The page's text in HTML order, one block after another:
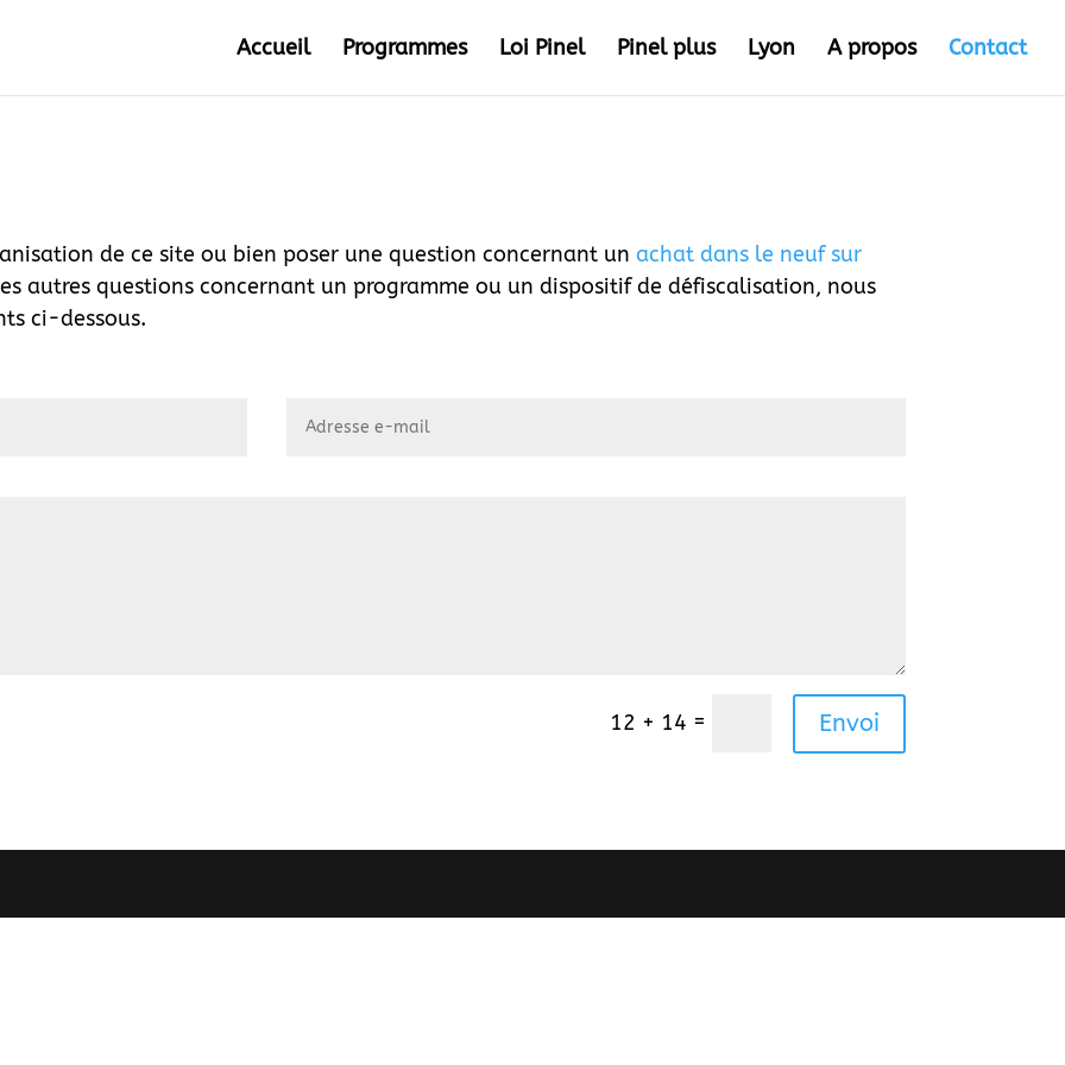
Accueil Programmes Loi Pinel Pinel plus Lyon A propos Contact
de ce site ou bien poser une question concernant unachat dans le neuf sur
autres questions concernant un programme ou un dispositif de défiscalisation, nous
ci-dessous.
12 + 14 = Envoi